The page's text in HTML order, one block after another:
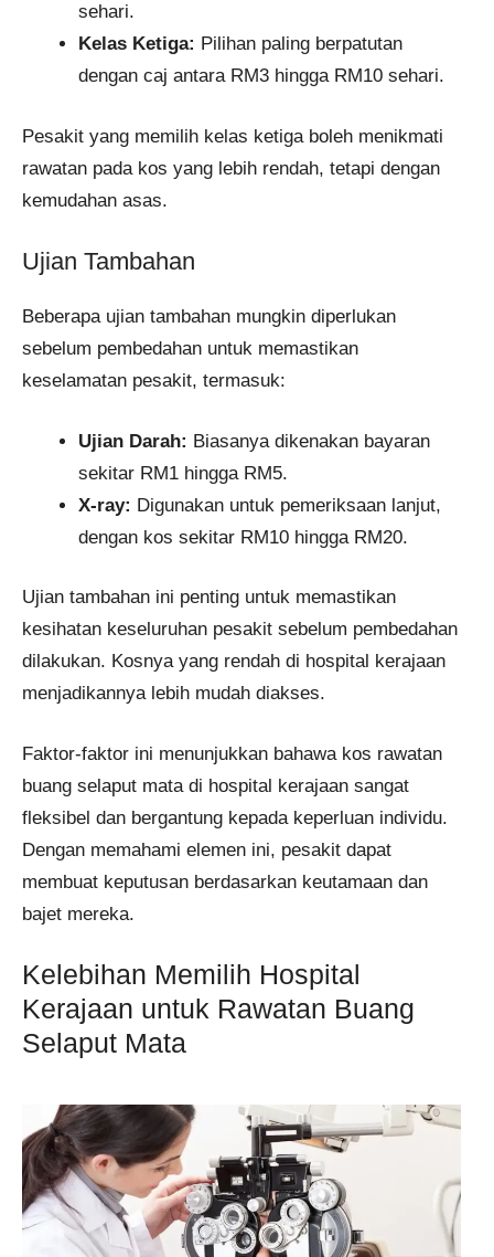
sehari.
Kelas Ketiga: Pilihan paling berpatutan
dengan caj antara RM3 hingga RM10 sehari.
Pesakit yang memilih kelas ketiga boleh menikmati
rawatan pada kos yang lebih rendah, tetapi dengan
kemudahan asas.
Ujian Tambahan
Beberapa ujian tambahan mungkin diperlukan
sebelum pembedahan untuk memastikan
keselamatan pesakit, termasuk:
Ujian Darah: Biasanya dikenakan bayaran
sekitar RM1 hingga RM5.
X-ray: Digunakan untuk pemeriksaan lanjut,
dengan kos sekitar RM10 hingga RM20.
Ujian tambahan ini penting untuk memastikan
kesihatan keseluruhan pesakit sebelum pembedahan
dilakukan. Kosnya yang rendah di hospital kerajaan
menjadikannya lebih mudah diakses.
Faktor-faktor ini menunjukkan bahawa kos rawatan
buang selaput mata di hospital kerajaan sangat
fleksibel dan bergantung kepada keperluan individu.
Dengan memahami elemen ini, pesakit dapat
membuat keputusan berdasarkan keutamaan dan
bajet mereka.
Kelebihan Memilih Hospital
Kerajaan untuk Rawatan Buang
Selaput Mata